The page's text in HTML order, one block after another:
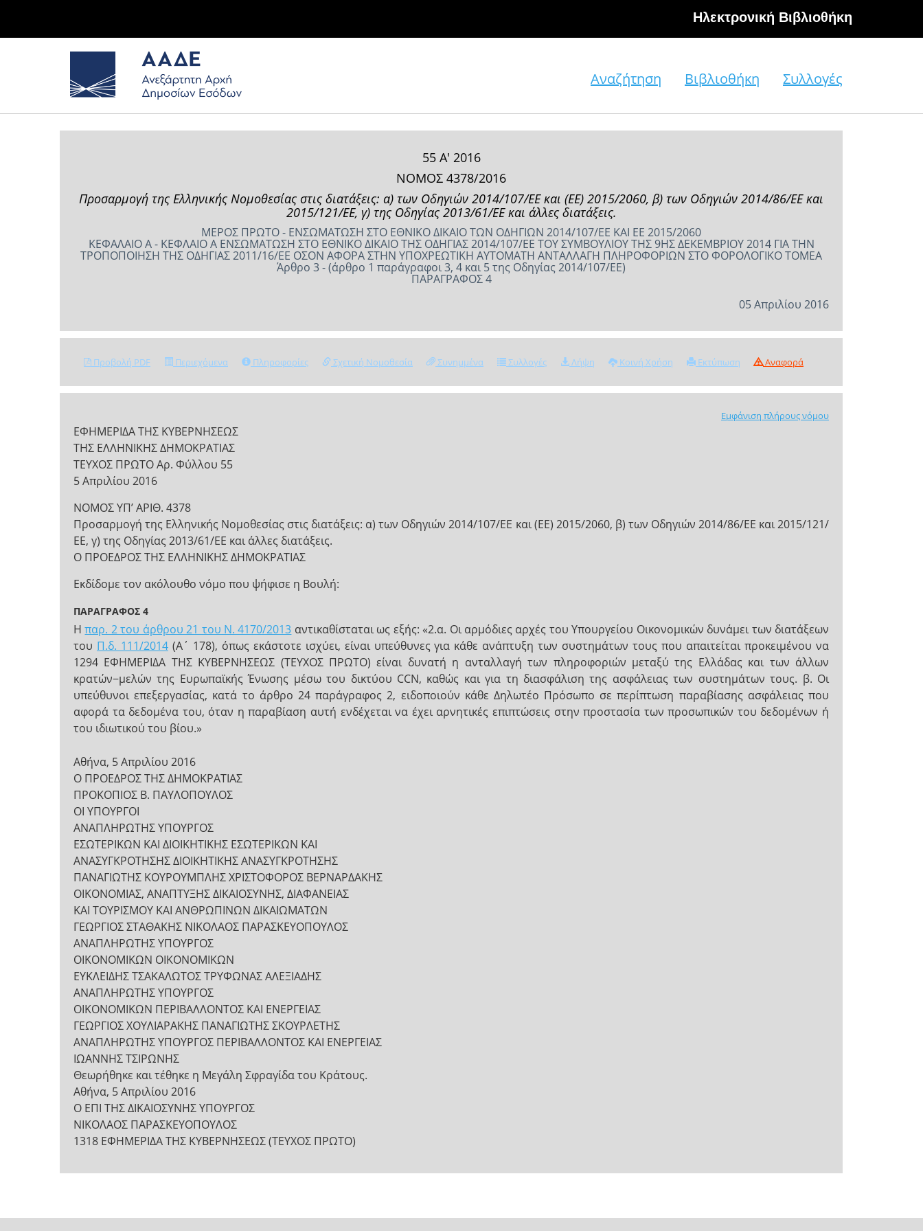
Hλεκτρονική Βιβλιοθήκη
Αναζήτηση Βιβλιοθήκη Συλλογές
55 Α' 2016
ΝΟΜΟΣ 4378/2016
Προσαρμογή της Ελληνικής Νομοθεσίας στις διατάξεις: α) των Οδηγιών 2014/107/ΕΕ και (ΕΕ) 2015/2060, β) των Οδηγιών 2014/86/ΕΕ και
2015/121/ΕΕ, γ) της Οδηγίας 2013/61/ΕΕ και άλλες διατάξεις.
ΜΕΡΟΣ ΠΡΩΤΟ - ΕΝΣΩΜΑΤΩΣΗ ΣΤΟ ΕΘΝΙΚΟ ΔΙΚΑΙΟ ΤΩΝ ΟΔΗΓΙΩΝ 2014/107/ΕΕ ΚΑΙ ΕΕ 2015/2060
ΚΕΦΑΛΑΙΟ Α - ΚΕΦΛΑΙΟ Α ΕΝΣΩΜΑΤΩΣΗ ΣΤΟ ΕΘΝΙΚΟ ΔΙΚΑΙΟ ΤΗΣ ΟΔΗΓΙΑΣ 2014/107/ΕΕ ΤΟΥ ΣΥΜΒΟΥΛΙΟΥ ΤΗΣ 9ΗΣ ΔΕΚΕΜΒΡΙΟΥ 2014 ΓΙΑ ΤΗΝ
ΤΡΟΠΟΠΟΙΗΣΗ ΤΗΣ ΟΔΗΓΙΑΣ 2011/16/ΕΕ ΟΣΟΝ ΑΦΟΡΑ ΣΤΗΝ ΥΠΟΧΡΕΩΤΙΚΗ ΑΥΤΟΜΑΤΗ ΑΝΤΑΛΛΑΓΗ ΠΛΗΡΟΦΟΡΙΩΝ ΣΤΟ ΦΟΡΟΛΟΓΙΚΟ ΤΟΜΕΑ
Άρθρο 3 - (άρθρο 1 παράγραφοι 3, 4 και 5 της Οδηγίας 2014/107/ΕΕ)
ΠΑΡΑΓΡΑΦΟΣ 4
05 Απριλίου 2016
Προβολή PDF Περιεχόμενα Πληροφορίες Σχετική Νομοθεσία Συνημμένα Συλλογές Λήψη Κοινή Χρήση Εκτύπωση Αναφορά
Εμφάνιση πλήρους νόμου
ΕΦΗΜΕΡΙΔΑ ΤΗΣ ΚΥΒΕΡΝΗΣΕΩΣ
ΤΗΣ ΕΛΛΗΝΙΚΗΣ ΔΗΜΟΚΡΑΤΙΑΣ
ΤΕΥΧΟΣ ΠΡΩΤΟ Αρ. Φύλλου 55
5 Απριλίου 2016
ΝΟΜΟΣ ΥΠ’ ΑΡΙΘ. 4378
Προσαρμογή της Ελληνικής Νομοθεσίας στις διατάξεις: α) των Οδηγιών 2014/107/ΕΕ και (ΕΕ) 2015/2060, β) των Οδηγιών 2014/86/ΕΕ και 2015/121/
ΕΕ, γ) της Οδηγίας 2013/61/ΕΕ και άλλες διατάξεις.
Ο ΠΡΟΕΔΡΟΣ ΤΗΣ ΕΛΛΗΝΙΚΗΣ ΔΗΜΟΚΡΑΤΙΑΣ
Εκδίδομε τον ακόλουθο νόμο που ψήφισε η Βουλή:
ΠΑΡΑΓΡΑΦΟΣ 4
Ηπαρ. 2 του άρθρου 21 του Ν. 4170/2013 αντικαθίσταται ως εξής: «2.α. Οι αρμόδιες αρχές του Υπουργείου Οικονομικών δυνάμει των διατάξεων
του Π.δ. 111/2014(Α΄ 178), όπως εκάστοτε ισχύει, είναι υπεύθυνες για κάθε ανάπτυξη των συστημάτων τους που απαιτείται προκειμένου να
1294 ΕΦΗΜΕΡΙΔΑ ΤΗΣ ΚΥΒΕΡΝΗΣΕΩΣ (ΤΕΥΧΟΣ ΠΡΩΤΟ) είναι δυνατή η ανταλλαγή των πληροφοριών μεταξύ της Ελλάδας και των άλλων
κρατών−μελών της Ευρωπαϊκής Ένωσης μέσω του δικτύου CCN, καθώς και για τη διασφάλιση της ασφάλειας των συστημάτων τους. β. Οι
υπεύθυνοι επεξεργασίας, κατά το άρθρο 24 παράγραφος 2, ειδοποιούν κάθε Δηλωτέο Πρόσωπο σε περίπτωση παραβίασης ασφάλειας που
αφορά τα δεδομένα του, όταν η παραβίαση αυτή ενδέχεται να έχει αρνητικές επιπτώσεις στην προστασία των προσωπικών του δεδομένων ή
του ιδιωτικού του βίου.»
Αθήνα, 5 Απριλίου 2016
Ο ΠΡΟΕΔΡΟΣ ΤΗΣ ΔΗΜΟΚΡΑΤΙΑΣ
ΠΡΟΚΟΠΙΟΣ Β. ΠΑΥΛΟΠΟΥΛΟΣ
ΟΙ ΥΠΟΥΡΓΟΙ
ΑΝΑΠΛΗΡΩΤΗΣ ΥΠΟΥΡΓΟΣ
ΕΣΩΤΕΡΙΚΩΝ ΚΑΙ ΔΙΟΙΚΗΤΙΚΗΣ ΕΣΩΤΕΡΙΚΩΝ ΚΑΙ
ΑΝΑΣΥΓΚΡΟΤΗΣΗΣ ΔΙΟΙΚΗΤΙΚΗΣ ΑΝΑΣΥΓΚΡΟΤΗΣΗΣ
ΠΑΝΑΓΙΩΤΗΣ ΚΟΥΡΟΥΜΠΛΗΣ ΧΡΙΣΤΟΦΟΡΟΣ ΒΕΡΝΑΡΔΑΚΗΣ
ΟΙΚΟΝΟΜΙΑΣ, ΑΝΑΠΤΥΞΗΣ ΔΙΚΑΙΟΣΥΝΗΣ, ΔΙΑΦΑΝΕΙΑΣ
ΚΑΙ ΤΟΥΡΙΣΜΟΥ ΚΑΙ ΑΝΘΡΩΠΙΝΩΝ ΔΙΚΑΙΩΜΑΤΩΝ
ΓΕΩΡΓΙΟΣ ΣΤΑΘΑΚΗΣ ΝΙΚΟΛΑΟΣ ΠΑΡΑΣΚΕΥΟΠΟΥΛΟΣ
ΑΝΑΠΛΗΡΩΤΗΣ ΥΠΟΥΡΓΟΣ
ΟΙΚΟΝΟΜΙΚΩΝ ΟΙΚΟΝΟΜΙΚΩΝ
ΕΥΚΛΕΙΔΗΣ ΤΣΑΚΑΛΩΤΟΣ ΤΡΥΦΩΝΑΣ ΑΛΕΞΙΑΔΗΣ
ΑΝΑΠΛΗΡΩΤΗΣ ΥΠΟΥΡΓΟΣ
ΟΙΚΟΝΟΜΙΚΩΝ ΠΕΡΙΒΑΛΛΟΝΤΟΣ ΚΑΙ ΕΝΕΡΓΕΙΑΣ
ΓΕΩΡΓΙΟΣ ΧΟΥΛΙΑΡΑΚΗΣ ΠΑΝΑΓΙΩΤΗΣ ΣΚΟΥΡΛΕΤΗΣ
ΑΝΑΠΛΗΡΩΤΗΣ ΥΠΟΥΡΓΟΣ ΠΕΡΙΒΑΛΛΟΝΤΟΣ ΚΑΙ ΕΝΕΡΓΕΙΑΣ
ΙΩΑΝΝΗΣ ΤΣΙΡΩΝΗΣ
Θεωρήθηκε και τέθηκε η Μεγάλη Σφραγίδα του Κράτους.
Αθήνα, 5 Απριλίου 2016
Ο ΕΠΙ ΤΗΣ ΔΙΚΑΙΟΣΥΝΗΣ ΥΠΟΥΡΓΟΣ
ΝΙΚΟΛΑΟΣ ΠΑΡΑΣΚΕΥΟΠΟΥΛΟΣ
1318 ΕΦΗΜΕΡΙΔΑ ΤΗΣ ΚΥΒΕΡΝΗΣΕΩΣ (ΤΕΥΧΟΣ ΠΡΩΤΟ)